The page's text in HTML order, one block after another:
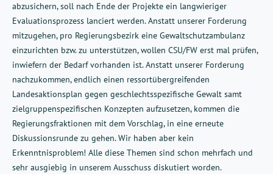
abzusichern, soll nach Ende der Projekte ein langwieriger
Evaluationsprozess lanciert werden. Anstatt unserer Forderung
mitzugehen, pro Regierungsbezirk eine Gewaltschutzambulanz
einzurichten bzw. zu unterstützen, wollen CSU/FW erst mal prüfen,
inwiefern der Bedarf vorhanden ist. Anstatt unserer Forderung
nachzukommen, endlich einen ressortübergreifenden
Landesaktionsplan gegen geschlechtsspezifische Gewalt samt
zielgruppenspezifischen Konzepten aufzusetzen, kommen die
Regierungsfraktionen mit dem Vorschlag, in eine erneute
Diskussionsrunde zu gehen. Wir haben aber kein
Erkenntnisproblem! Alle diese Themen sind schon mehrfach und
sehr ausgiebig in unserem Ausschuss diskutiert worden.